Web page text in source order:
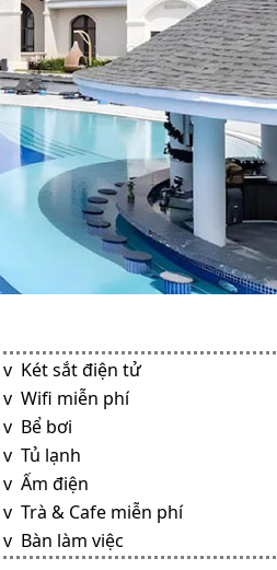
v Két sắt điện tử
v Wifi miễn phí
v Bể bơi
v Tủ lạnh
v Ấm điện
v Trà & Cafe miễn phí
v Bàn làm việc